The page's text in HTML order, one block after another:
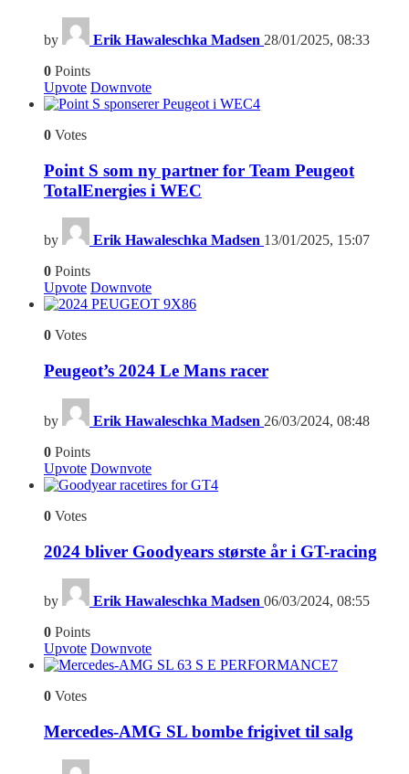
by Erik Hawaleschka Madsen 28/01/2025, 08:33
0 Points
Upvote Downvote
4
0 Votes
Point S som ny partner for Team Peugeot
TotalEnergies i WEC
by Erik Hawaleschka Madsen 13/01/2025, 15:07
0 Points
Upvote Downvote
6
0 Votes
Peugeot’s 2024 Le Mans racer
by Erik Hawaleschka Madsen 26/03/2024, 08:48
0 Points
Upvote Downvote
4
0 Votes
2024 bliver Goodyears største år i GT-racing
by Erik Hawaleschka Madsen 06/03/2024, 08:55
0 Points
Upvote Downvote
7
0 Votes
Mercedes-AMG SL bombe frigivet til salg